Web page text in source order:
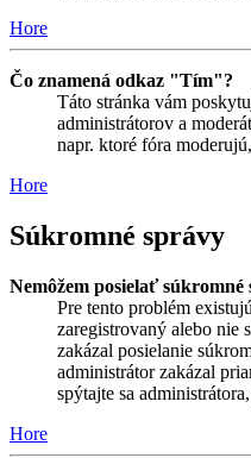
Hore
Čo znamená odkaz "Tím"?
Táto stránka vám
administrátorov a
napr. ktoré fóra
Hore
Súkromné správy
Nemôžem posielať súkromné
Pre tento problém
zaregistrovaný alebo nie
zakázal posielanie
administrátor zakázal
spýtajte sa
Hore